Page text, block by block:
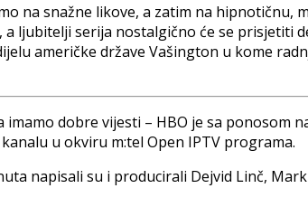
na snažne likove, a zatim na
ljubitelji serija nostalgično će se prisjetiti
američke države Vašington u kome
dobre vijesti – HBO je sa ponosom
u okviru m:tel Open IPTV programa.
napisali su i producirali Dejvid Linč,